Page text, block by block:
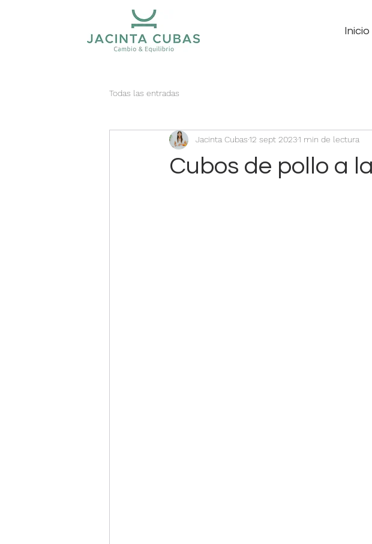
Inicio
Todas las entradas
Cubos de pollo a
Jacinta Cubas 12 sept 20231 min de lectura